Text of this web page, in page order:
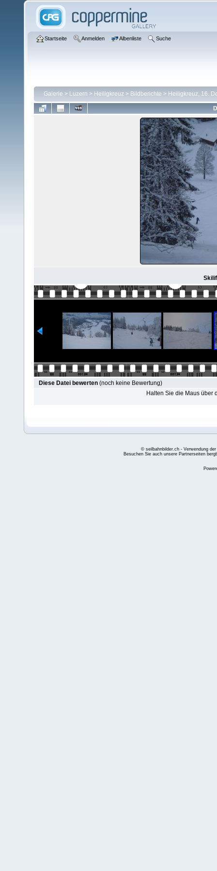
Startseite Anmelden Albenliste Suche
Galerie > Luzern > Heiligkreuz > Bildberichte > Heiligkreuz, 16.
Diese Datei bewerten (noch keine Bewertung)
Halten Sie die Maus über
© seilbahnbilder.ch - Verwendung
Besuchen Sie auch unsere Partnerseiten